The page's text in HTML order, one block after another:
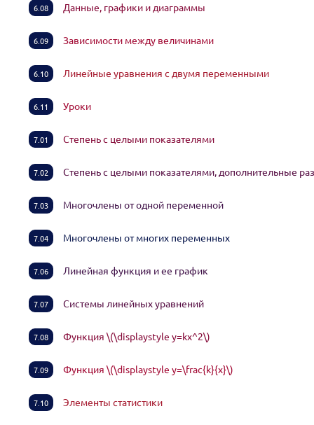
6.08 Данные, графики и диаграммы
6.09 Зависимости между величинами
6.10 Линейные уравнения с двумя переменными
6.11 Уроки
7.01 Степень с целыми показателями
7.02 Степень с целыми показателями, дополнительные
7.03 Многочлены от одной переменной
7.04 Многочлены от многих переменных
7.06 Линейная функция и ее график
7.07 Системы линейных уравнений
7.08 Функция \(\displaystyle y=kx^2\)
7.09 Функция \(\displaystyle y=\frac{k}{x}\)
7.10 Элементы статистики